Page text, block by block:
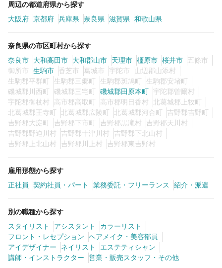
周辺の都道府県から探す
大阪府 京都府 兵庫県 奈良県 滋賀県 和歌山県
奈良県の市区町村から探す
奈良市
大和高田市 大和郡山市 天理市 橿原市 桜井市
五條市
御所市
生駒市 香芝市 葛城市 宇陀市
山辺郡山添村
生駒郡平群町
生駒郡三郷町 生駒郡斑鳩町
生駒郡安堵町
磯城郡川西町
磯城郡三宅町 磯城郡田原本町
宇陀郡曽爾村
宇陀郡御杖村
高市郡高取町 高市郡明日香村
北葛城郡上牧町
北葛城郡王寺町
北葛城郡広陵町 北葛城郡河合町
吉野郡吉野町
吉野郡大淀町
吉野郡下市町 吉野郡黒滝村
吉野郡天川村
吉野郡野迫川村
吉野郡十津川村
吉野郡下北山村
吉野郡上北山村
吉野郡川上村 吉野郡東吉野村
雇用形態から探す
正社員
契約社員・パート 業務委託・フリーランス 紹介・派遣
別の職種から探す
スタイリスト
アシスタント
カラーリスト
フロント・レセプション
ヘアメイク・美容部員
アイデザイナー
ネイリスト
エステティシャン
講師・インストラクター
営業・販売スタッフ・その他